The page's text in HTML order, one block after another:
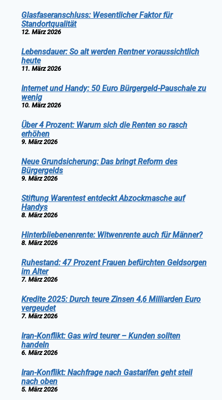
Glasfaseranschluss: Wesentlicher Faktor für
Standortqualität
12. März 2026
Lebensdauer: So alt werden Rentner voraussichtlich
heute
11. März 2026
Internet und Handy: 50 Euro Bürgergeld-Pauschale zu
wenig
10. März 2026
Über 4 Prozent: Warum sich die Renten so rasch
erhöhen
9. März 2026
Neue Grundsicherung: Das bringt Reform des
Bürgergelds
9. März 2026
Stiftung Warentest entdeckt Abzockmasche auf
Handys
8. März 2026
Hinterbliebenenrente: Witwenrente auch für Männer?
8. März 2026
Ruhestand: 47 Prozent Frauen befürchten Geldsorgen
im Alter
7. März 2026
Kredite 2025: Durch teure Zinsen 4,6 Milliarden Euro
vergeudet
7. März 2026
Iran-Konflikt: Gas wird teurer – Kunden sollten
handeln
6. März 2026
Iran-Konflikt: Nachfrage nach Gastarifen geht steil
nach oben
5. März 2026